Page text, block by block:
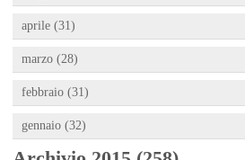
aprile (31)
marzo (28)
febbraio (31)
gennaio (32)